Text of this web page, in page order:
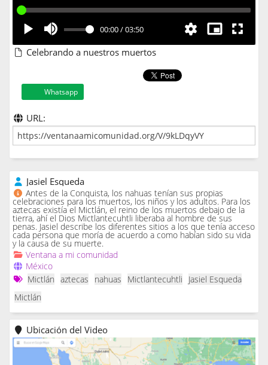
00:00/03:50
Celebrando a nuestros muertos
Whatsapp
URL:
Jasiel Esqueda
Antes de la Conquista, los nahuas tenían sus propias
celebraciones para los muertos, los niños y los adultos. Para los
aztecas existía el Mictlán, el reino de los muertos debajo de la
tierra, ahí el Dios Mictlantecuhtli liberaba al hombre de sus
penas. Jasiel describe los diferentes sitios a los que tenía acceso
cada persona que moría de acuerdo a como habían sido su vida
y la causa de su muerte.
Ventana a mi comunidad
México
Mictlán aztecas nahuas Mictlantecuhtli
Jasiel Esqueda
Mictlán
Ubicación del Video